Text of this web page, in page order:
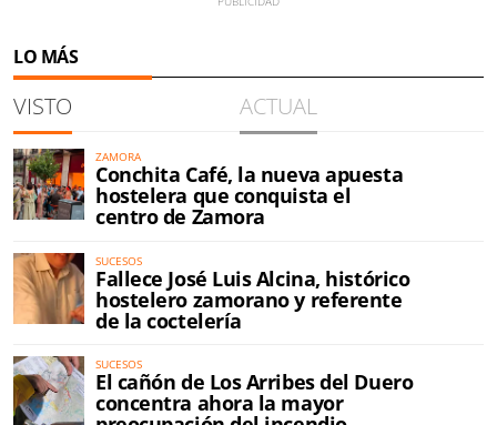
LO MÁS
VISTO ACTUAL
ZAMORA
Conchita Café, la nueva apuesta
hostelera que conquista el
centro de Zamora
SUCESOS
Fallece José Luis Alcina, histórico
hostelero zamorano y referente
de la coctelería
SUCESOS
El cañón de Los Arribes del Duero
concentra ahora la mayor